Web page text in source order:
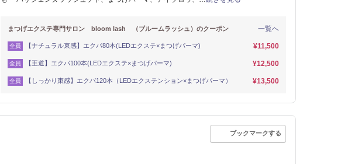
一覧へ
まつげエクステ専門サロン bloom lash （ブルームラッシュ）のクーポン
全員 【ナチュラル束感】エクパ80本(LEDエクステ×まつげパーマ) ¥11,500
全員 【王道】エクパ100本(LEDエクステ×まつげパーマ) ¥12,500
全員 【しっかり束感】エクパ120本（LEDエクステンション×まつげパーマ） ¥13,500
ブックマークする